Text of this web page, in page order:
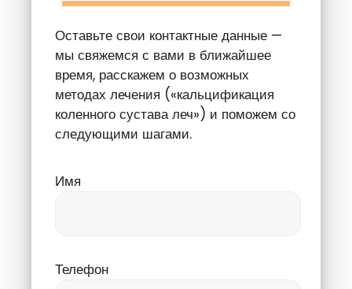
Оставьте свои контактные данные —
мы свяжемся с вами в ближайшее
время, расскажем о возможных
методах лечения («кальцификация
коленного сустава леч») и поможем со
следующими шагами.
Имя
Телефон